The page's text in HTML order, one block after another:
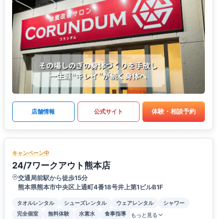
店舗情報 公式サイト 体験・相談予約
キャンペーン中
24/7ワークアウト熊本店
交通局前駅から徒歩15分
熊本県熊本市中央区上通町4番18号井上第1ビルB1F
タオルレンタル シューズレンタル ウェアレンタル
シャワー
完全個室
無料体験 水素水 食事指導 もっと見る